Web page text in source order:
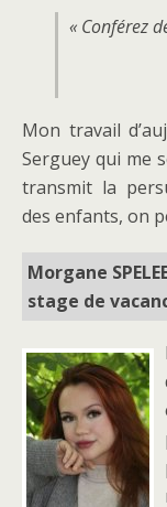
« Conférez
Mon travail
Serguey qui me
transmit la
des enfants, on
Morgane
stage de